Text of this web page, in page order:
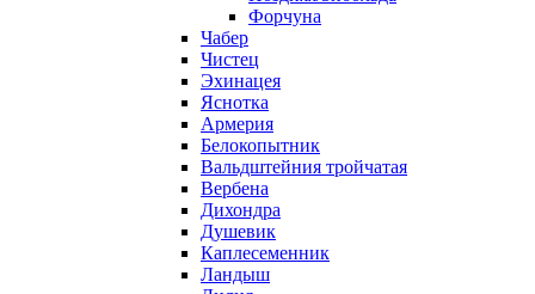
Форчуна
Чабер
Чистец
Эхинацея
Яснотка
Армерия
Белокопытник
Вальдштейния тройчатая
Вербена
Дихондра
Душевик
Каплесеменник
Ландыш